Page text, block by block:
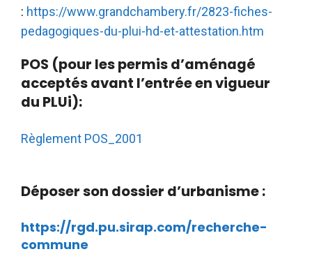
: https://www.grandchambery.fr/2823-fiches-
pedagogiques-du-plui-hd-et-attestation.htm
POS (pour les permis d’aménagé
acceptés avant l’entrée en vigueur
du PLUi):
Règlement POS_2001
Déposer son dossier d’urbanisme :
https://rgd.pu.sirap.com/recherche-
commune